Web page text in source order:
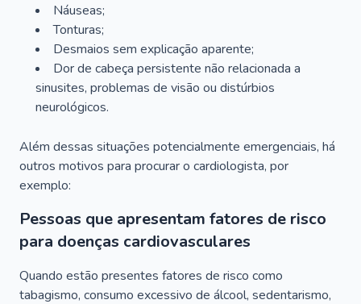
Náuseas;
Tonturas;
Desmaios sem explicação aparente;
Dor de cabeça persistente não relacionada a
sinusites, problemas de visão ou distúrbios
neurológicos.
Além dessas situações potencialmente emergenciais, há
outros motivos para procurar o cardiologista, por
exemplo:
Pessoas que apresentam fatores de risco
para doenças cardiovasculares
Quando estão presentes fatores de risco como
tabagismo, consumo excessivo de álcool, sedentarismo,